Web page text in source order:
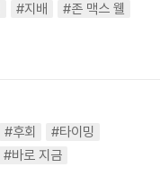
#지배
#존 맥스 웰
#후회
#타이밍
#바로 지금